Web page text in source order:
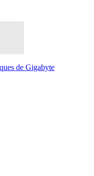
de Gigabyte